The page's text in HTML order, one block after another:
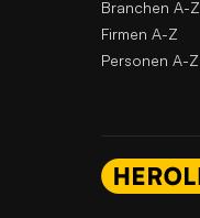
Branchen A-Z
Firmen A-Z
Personen A-Z